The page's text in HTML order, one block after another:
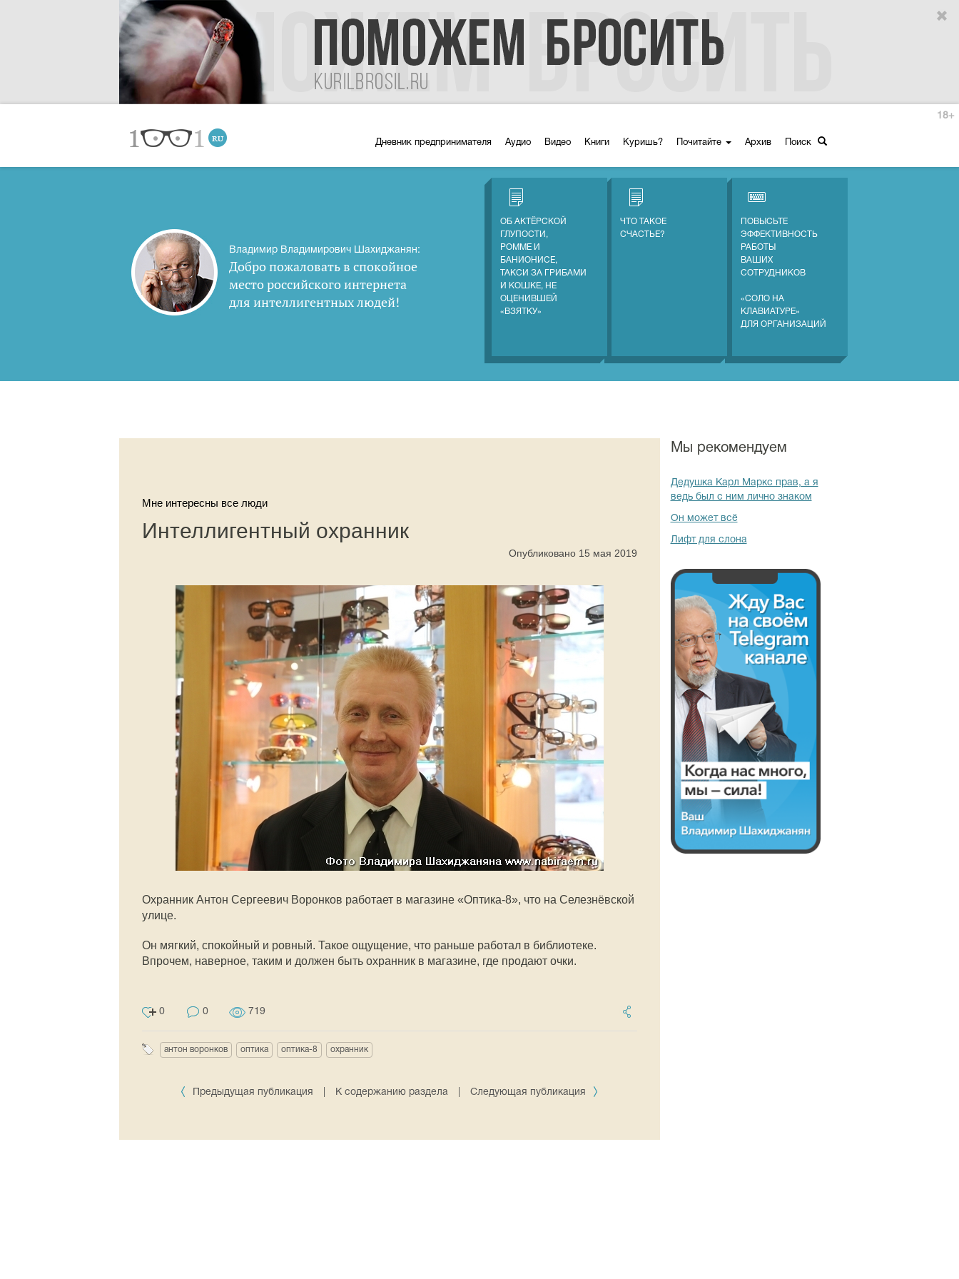
Дневник предпринимателя Аудио Видео Книги Куришь? Почитайте Архив Поиск
18+
Владимир Владимирович Шахиджанян:
Добро пожаловать в спокойное
место российского интернета
для интеллигентных людей!
ОБ АКТЁРСКОЙ
ГЛУПОСТИ,
РОММЕ И
БАНИОНИСЕ,
ТАКСИ ЗА ГРИБАМИ
И КОШКЕ, НЕ
ОЦЕНИВШЕЙ
«ВЗЯТКУ»
ЧТО ТАКОЕ
СЧАСТЬЕ?
ПОВЫСЬТЕ
ЭФФЕКТИВНОСТЬ
РАБОТЫ
ВАШИХ
СОТРУДНИКОВ
«СОЛО НА
КЛАВИАТУРЕ»
ДЛЯ ОРГАНИЗАЦИЙ
Мне интересны все люди
Интеллигентный охранник
Опубликовано 15 мая 2019
Охранник Антон Сергеевич Воронков работает в магазине «Оптика-8», что на Селезнёвской
улице.
Он мягкий, спокойный и ровный. Такое ощущение, что раньше работал в библиотеке.
Впрочем, наверное, таким и должен быть охранник в магазине, где продают очки.
0 0 719
антон воронков оптика оптика-8 охранник
Предыдущая публикация К содержанию раздела Следующая публикация
Мы рекомендуем
Дедушка Карл Маркс прав, а я
ведь был с ним лично знаком
Он может всё
Лифт для слона